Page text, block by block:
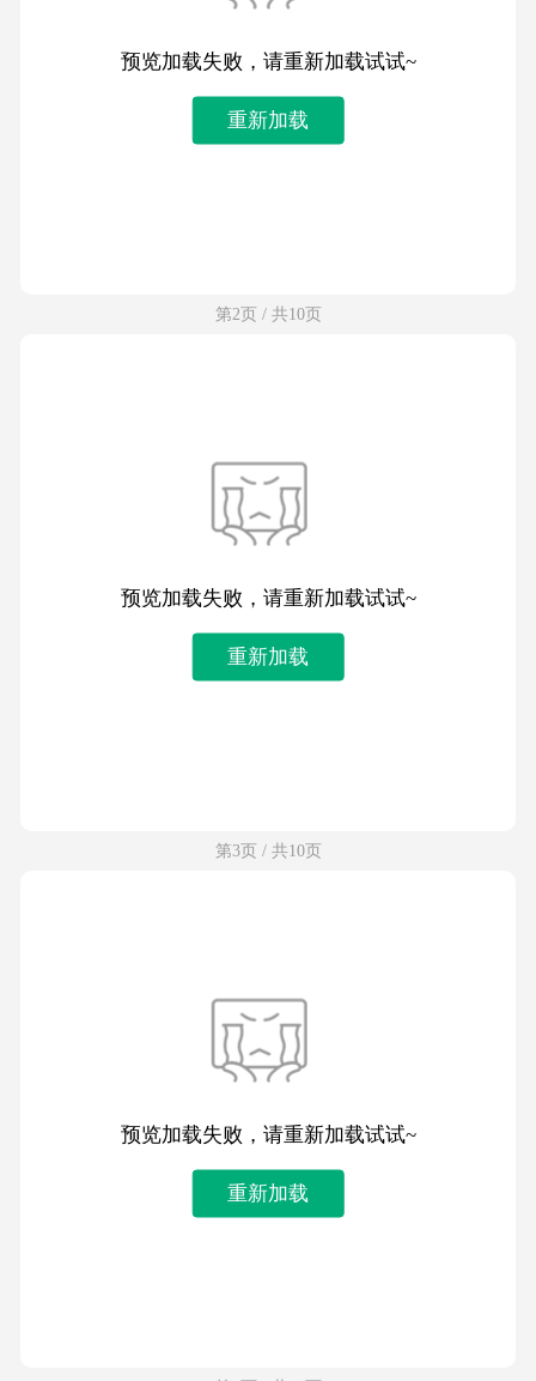
预览加载失败，请重新加载试试~
重新加载
第2页 / 共10页
预览加载失败，请重新加载试试~
重新加载
第3页 / 共10页
预览加载失败，请重新加载试试~
重新加载